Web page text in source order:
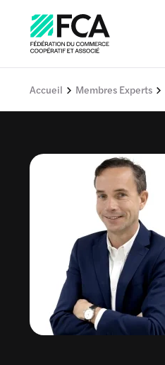
Accueil Membres Experts